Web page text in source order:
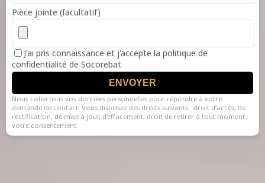
Pièce jointe (facultatif)
J'ai pris connaissance et j'accepte la politique de
confidentialité de Socorebat
ENVOYER
Nous collectons vos données personnelles pour répondre à votre
demande de contact. Vous disposez des droits suivants : droit d’accès, de
rectification, de mise à jour, d’effacement, droit de retirer à tout moment
votre consentement.